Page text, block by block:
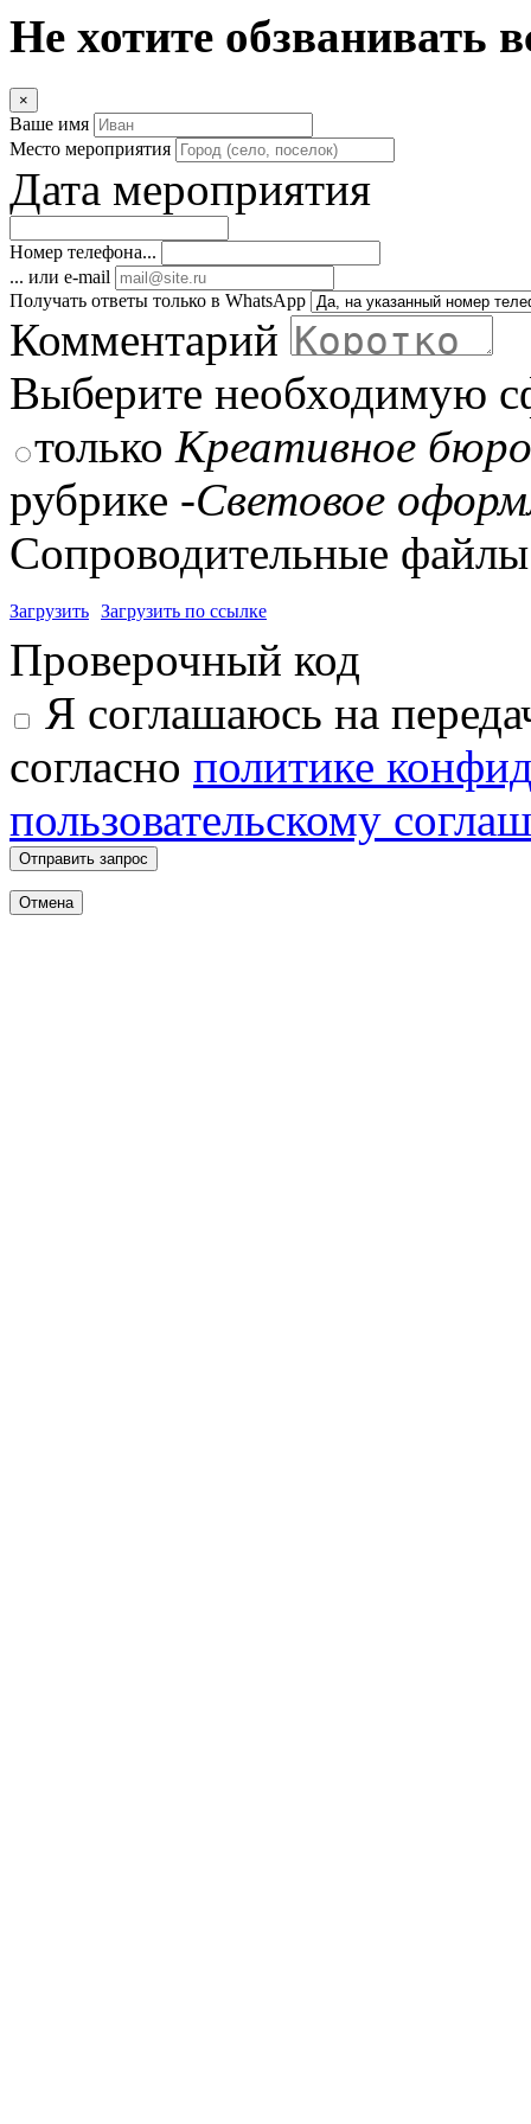
Не хотите обзванивать
×
Ваше имя
Место мероприятия
Дата мероприятия
Номер телефона...
... или e-mail
Получать ответы только в WhatsApp
Комментарий
Выберите необходимую
только Креативное
рубрике -Световое
Сопроводительные
Загрузить Загрузить по ссылке
Проверочный код
Я соглашаюсь на
согласно политике
пользовательскому
Отправить запрос
Отмена